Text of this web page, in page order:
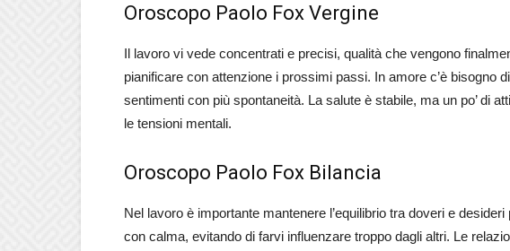
Oroscopo Paolo Fox Vergine
Il lavoro vi vede concentrati e precisi, qualità che vengono
pianificare con attenzione i prossimi passi. In amore c’è bisogno
sentimenti con più spontaneità. La salute è stabile, ma un po’ di
le tensioni mentali.
Oroscopo Paolo Fox Bilancia
Nel lavoro è importante mantenere l’equilibrio tra doveri e
con calma, evitando di farvi influenzare troppo dagli altri. Le